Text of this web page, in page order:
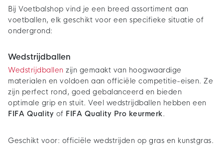
Bij Voetbalshop vind je een breed assortiment aan
voetballen, elk geschikt voor een specifieke situatie of
ondergrond:
Wedstrijdballen
Wedstrijdballen zijn gemaakt van hoogwaardige
materialen en voldoen aan officiële competitie-eisen. Ze
zijn perfect rond, goed gebalanceerd en bieden
optimale grip en stuit. Veel wedstrijdballen hebben een
FIFA Quality of FIFA Quality Pro keurmerk.
Geschikt voor: officiële wedstrijden op gras en kunstgras.